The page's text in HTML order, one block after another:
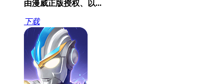
由漫威正版授权、以...
下载